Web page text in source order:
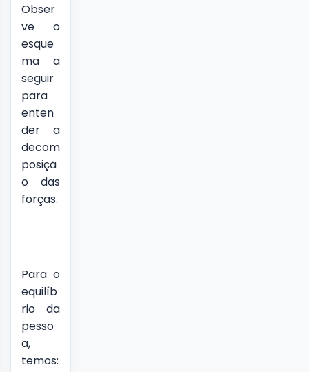
Obser
ve o
esque
ma a
seguir
para
enten
der a
decom
posiçã
o das
forças.
Para o
equilíb
rio da
pesso
a,
temos: